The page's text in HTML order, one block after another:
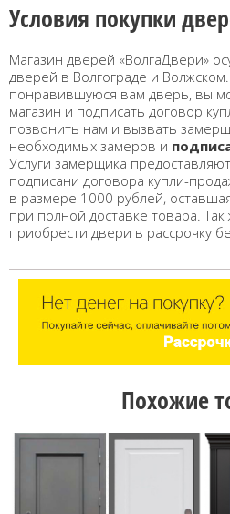
Условия покупки
Магазин дверей «ВолгаДвери»
дверей в Волгограде и
понравившуюся вам дверь, вы
магазин и подписать договор
позвонить нам и вызвать
необходимых замеров и
Услуги замерщика
подписани договора купли-
в размере 1000 рублей,
при полной доставке товара.
приобрести двери в рассрочку
Похожие